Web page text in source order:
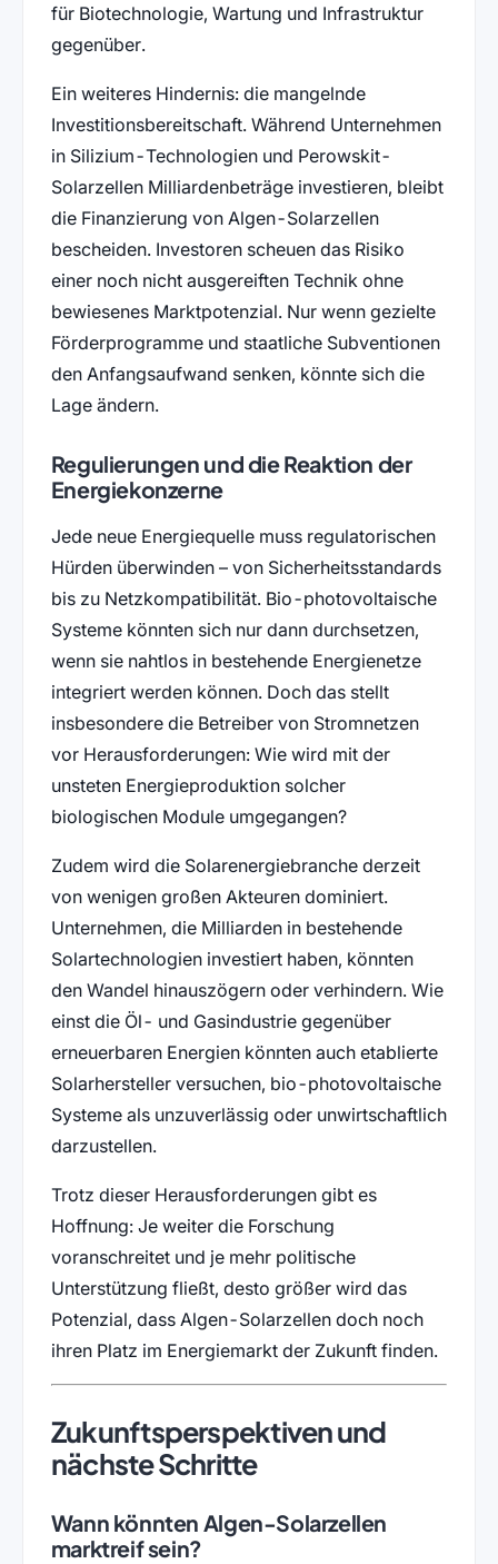
für Biotechnologie, Wartung und Infrastruktur
gegenüber.
Ein weiteres Hindernis: die mangelnde
Investitionsbereitschaft. Während Unternehmen
in Silizium-Technologien und Perowskit-
Solarzellen Milliardenbeträge investieren, bleibt
die Finanzierung von Algen-Solarzellen
bescheiden. Investoren scheuen das Risiko
einer noch nicht ausgereiften Technik ohne
bewiesenes Marktpotenzial. Nur wenn gezielte
Förderprogramme und staatliche Subventionen
den Anfangsaufwand senken, könnte sich die
Lage ändern.
Regulierungen und die Reaktion der
Energiekonzerne
Jede neue Energiequelle muss regulatorischen
Hürden überwinden – von Sicherheitsstandards
bis zu Netzkompatibilität. Bio-photovoltaische
Systeme könnten sich nur dann durchsetzen,
wenn sie nahtlos in bestehende Energienetze
integriert werden können. Doch das stellt
insbesondere die Betreiber von Stromnetzen
vor Herausforderungen: Wie wird mit der
unsteten Energieproduktion solcher
biologischen Module umgegangen?
Zudem wird die Solarenergiebranche derzeit
von wenigen großen Akteuren dominiert.
Unternehmen, die Milliarden in bestehende
Solartechnologien investiert haben, könnten
den Wandel hinauszögern oder verhindern. Wie
einst die Öl- und Gasindustrie gegenüber
erneuerbaren Energien könnten auch etablierte
Solarhersteller versuchen, bio-photovoltaische
Systeme als unzuverlässig oder unwirtschaftlich
darzustellen.
Trotz dieser Herausforderungen gibt es
Hoffnung: Je weiter die Forschung
voranschreitet und je mehr politische
Unterstützung fließt, desto größer wird das
Potenzial, dass Algen-Solarzellen doch noch
ihren Platz im Energiemarkt der Zukunft finden.
Zukunftsperspektiven und
nächste Schritte
Wann könnten Algen-Solarzellen
marktreif sein?